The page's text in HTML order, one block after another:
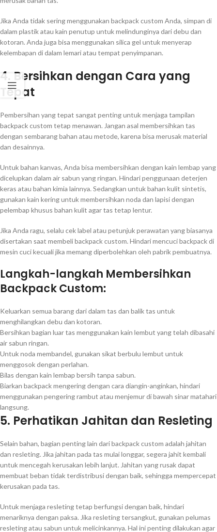
Jika Anda tidak sering menggunakan backpack custom Anda, simpan di
dalam plastik atau kain penutup untuk melindunginya dari debu dan
kotoran. Anda juga bisa menggunakan silica gel untuk menyerap
kelembapan di dalam lemari atau tempat penyimpanan.
4. Bersihkan dengan Cara yang
Tepat
Pembersihan yang tepat sangat penting untuk menjaga tampilan
backpack custom tetap menawan. Jangan asal membersihkan tas
dengan sembarang bahan atau metode, karena bisa merusak material
dan desainnya.
Untuk bahan kanvas, Anda bisa membersihkan dengan kain lembap yang
dicelupkan dalam air sabun yang ringan. Hindari penggunaan deterjen
keras atau bahan kimia lainnya. Sedangkan untuk bahan kulit sintetis,
gunakan kain kering untuk membersihkan noda dan lapisi dengan
pelembap khusus bahan kulit agar tas tetap lentur.
Jika Anda ragu, selalu cek label atau petunjuk perawatan yang biasanya
disertakan saat membeli backpack custom. Hindari mencuci backpack di
mesin cuci kecuali jika memang diperbolehkan oleh pabrik pembuatnya.
Langkah-langkah Membersihkan
Backpack Custom:
Keluarkan semua barang dari dalam tas dan balik tas untuk
menghilangkan debu dan kotoran.
Bersihkan bagian luar tas menggunakan kain lembut yang telah dibasahi
air sabun ringan.
Untuk noda membandel, gunakan sikat berbulu lembut untuk
menggosok dengan perlahan.
Bilas dengan kain lembap bersih tanpa sabun.
Biarkan backpack mengering dengan cara diangin-anginkan, hindari
menggunakan pengering rambut atau menjemur di bawah sinar matahari
langsung.
5. Perhatikan Jahitan dan Resleting
Selain bahan, bagian penting lain dari backpack custom adalah jahitan
dan resleting. Jika jahitan pada tas mulai longgar, segera jahit kembali
untuk mencegah kerusakan lebih lanjut. Jahitan yang rusak dapat
membuat beban tidak terdistribusi dengan baik, sehingga mempercepat
kerusakan pada tas.
Untuk menjaga resleting tetap berfungsi dengan baik, hindari
menariknya dengan paksa. Jika resleting tersangkut, gunakan pelumas
resleting atau sabun untuk melicinkannya. Hal ini penting dilakukan agar